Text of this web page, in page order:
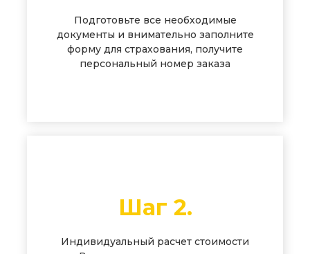
Подготовьте все необходимые
документы и внимательно заполните
форму для страхования, получите
персональный номер заказа
Шаг 2.
Индивидуальный расчет стоимости